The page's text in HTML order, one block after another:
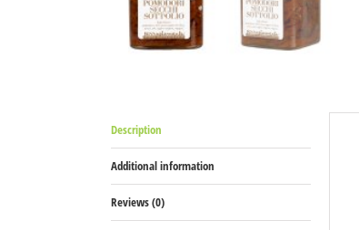
Description
Additional information
Reviews (0)